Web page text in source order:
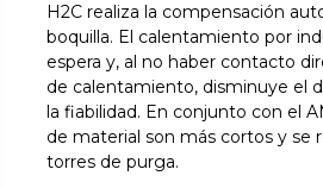
H2C realiza la compensación
boquilla. El calentamiento por
espera y, al no haber contacto
de calentamiento, disminuye el
la fiabilidad. En conjunto con el
de material son más cortos y se
torres de purga.